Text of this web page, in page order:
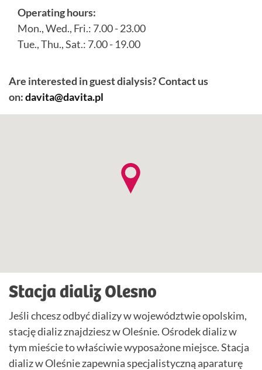
Operating hours:
Mon., Wed., Fri.: 7.00 - 23.00
Tue., Thu., Sat.: 7.00 - 19.00
Are interested in guest dialysis? Contact us
on:davita@davita.pl
Stacja dializ Olesno
Jeśli chcesz odbyć dializy w województwie opolskim,
stację dializ znajdziesz w Oleśnie. Ośrodek dializ w
tym mieście to właściwie wyposażone miejsce. Stacja
dializ w Oleśnie zapewnia specjalistyczną aparaturę